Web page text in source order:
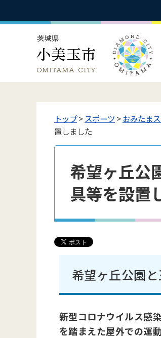
トップ> スポーツ >おみたま
置しました
希望ヶ丘公
具等を設置
希望ヶ丘公園
新型コロナウイルス感
を踏まえた屋外での運